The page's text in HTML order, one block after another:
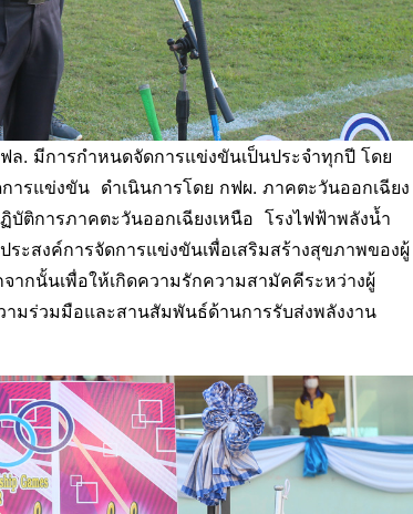
ารกำหนดจัดการแข่งขันเป็นประจำทุกปี โดย
ารแข่งขัน ดำเนินการโดย กฟผ. ภาคตะวันออกเฉียง
ติการภาคตะวันออกเฉียงเหนือ โรงไฟฟ้าพลังน้ำ
ะสงค์การจัดการแข่งขันเพื่อเสริมสร้างสุขภาพของผู้
กนั้นเพื่อให้เกิดความรักความสามัคคีระหว่างผู้
มร่วมมือและสานสัมพันธ์ด้านการรับส่งพลังงาน